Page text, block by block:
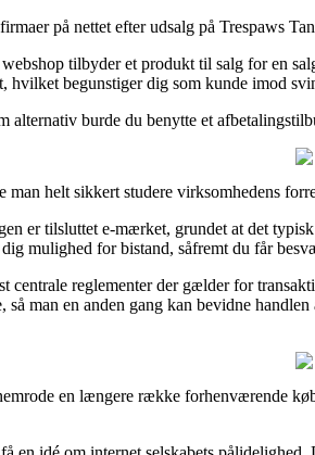
på nettet efter udsalg på Trespaws
tilbyder et produkt til salg for en
begunstiger dig som kunde imod
burde du benytte et
helt sikkert studere virksomhedens
er tilsluttet e-mærket, grundet at det
mulighed for bistand, såfremt du får
centrale reglementer der gælder for
man en anden gang kan bevidne
en længere række forhenværende